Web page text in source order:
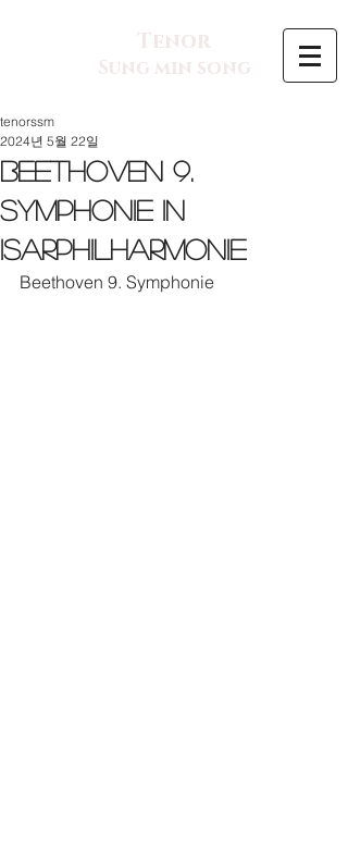
Tenor
Sung min song
Beethoven 9.
Symphonie in
Isarphilharmonie
tenorssm
2024년 5월 22일
Beethoven 9. Symphonie